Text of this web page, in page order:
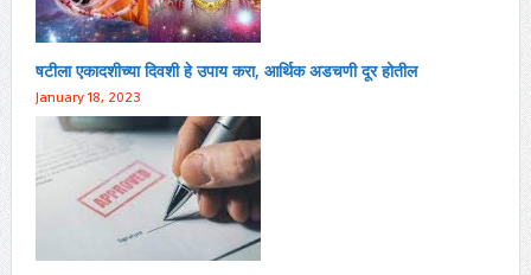
षटीला एकादशीच्या दिवशी हे उपाय करा, आर्थिक अडचणी दूर होतील
January 18, 2023